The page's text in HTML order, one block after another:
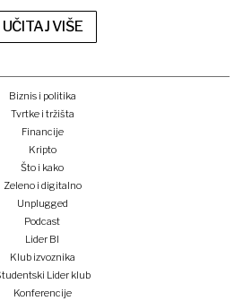
UČITAJ VIŠE
Biznis i politika
Tvrtke i tržišta
Financije
Kripto
Što i kako
Zeleno i digitalno
Unplugged
Podcast
Lider BI
Klub izvoznika
Lider klub
Konferencije